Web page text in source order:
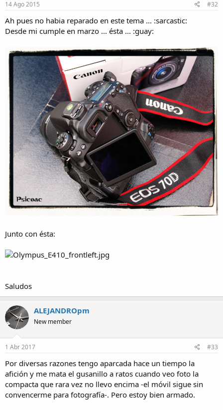
14 Ago 2015 #32
Ah pues no habia reparado en este tema ... :sarcastic:
Desde mi cumple en marzo ... ésta ... :guay:
Junto con ésta:
Saludos
ALEJANDROpm
New member
1 Abr 2017 #33
Por diversas razones tengo aparcada hace un tiempo la
afición y me mata el gusanillo a ratos cuando veo foto la
compacta que rara vez no llevo encima -el móvil sigue sin
convencerme para fotografía-. Pero estoy bien armado.